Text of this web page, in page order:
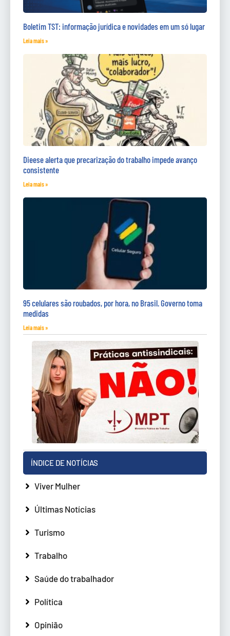
Boletim TST: informação jurídica e novidades em um só lugar
Leia mais »
Dieese alerta que precarização do trabalho impede avanço
consistente
Leia mais »
95 celulares são roubados, por hora, no Brasil. Governo toma
medidas
Leia mais »
ÍNDICE DE NOTÍCIAS
Viver Mulher
Últimas Notícias
Turismo
Trabalho
Saúde do trabalhador
Política
Opinião